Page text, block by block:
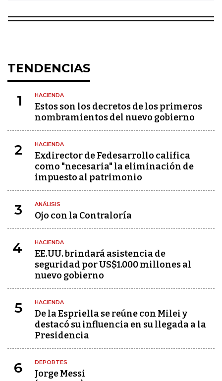
TENDENCIAS
1 HACIENDA
Estos son los decretos de los primeros
nombramientos del nuevo gobierno
2 HACIENDA
Exdirector de Fedesarrollo califica
como "necesaria" la eliminación de
impuesto al patrimonio
3 ANÁLISIS
Ojo con la Contraloría
4 HACIENDA
EE.UU. brindará asistencia de
seguridad por US$1.000 millones al
nuevo gobierno
5 HACIENDA
De la Espriella se reúne con Milei y
destacó su influencia en su llegada a la
Presidencia
6 DEPORTES
Jorge Messi